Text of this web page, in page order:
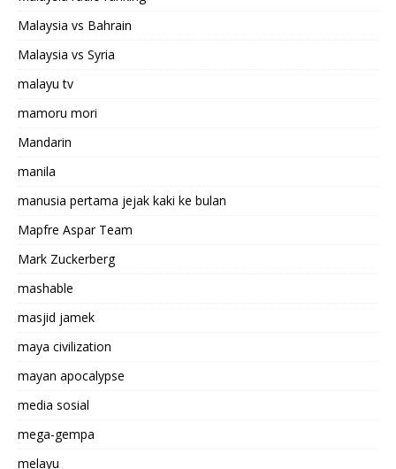
Malaysia vs Bahrain
Malaysia vs Syria
malayu tv
mamoru mori
Mandarin
manila
manusia pertama jejak kaki ke bulan
Mapfre Aspar Team
Mark Zuckerberg
mashable
masjid jamek
maya civilization
mayan apocalypse
media sosial
mega-gempa
melayu